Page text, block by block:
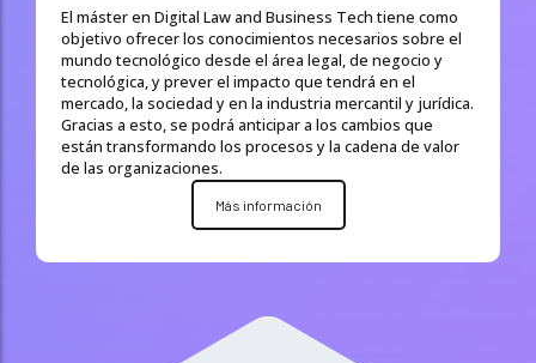
El máster en Digital Law and Business Tech tiene como
objetivo ofrecer los conocimientos necesarios sobre el
mundo tecnológico desde el área legal, de negocio y
tecnológica, y prever el impacto que tendrá en el
mercado, la sociedad y en la industria mercantil y jurídica.
Gracias a esto, se podrá anticipar a los cambios que
están transformando los procesos y la cadena de valor
de las organizaciones.
Más información